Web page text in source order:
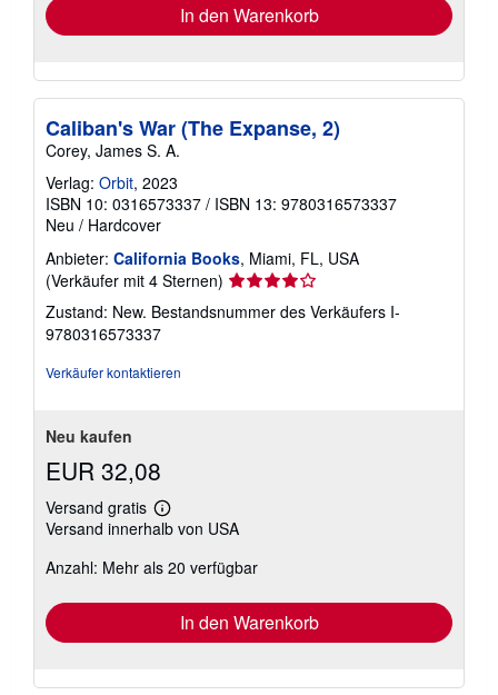
In den Warenkorb
Caliban's War (The Expanse, 2)
Corey, James S. A.
Verlag: Orbit, 2023
ISBN 10: 0316573337 / ISBN 13: 9780316573337
Neu / Hardcover
Anbieter: California Books, Miami, FL, USA
(Verkäufer mit 4 Sternen) Verkäuferbewertung
von
Zustand: New. Bestandsnummer des Verkäufers I-
9780316573337
Verkäufer kontaktieren
Neu kaufen
EUR 32,08
Versand gratis
Weitere
Informationen
Versandkosten
Versand innerhalb von USA
Anzahl: Mehr als 20 verfügbar
In den Warenkorb